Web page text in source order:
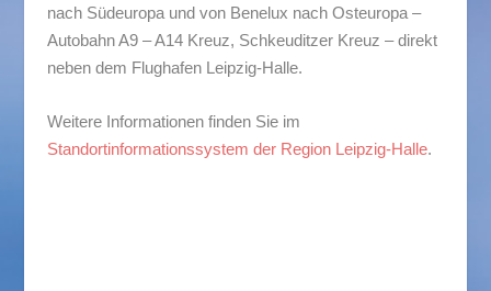
nach Südeuropa und von Benelux nach Osteuropa –
Autobahn A9 – A14 Kreuz, Schkeuditzer Kreuz – direkt
neben dem Flughafen Leipzig-Halle.
Weitere Informationen finden Sie im
Standortinformationssystem der Region Leipzig-Halle.